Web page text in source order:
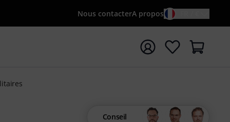
Nous contacterA propos
la recherche avec le terme de recherche
Conseil